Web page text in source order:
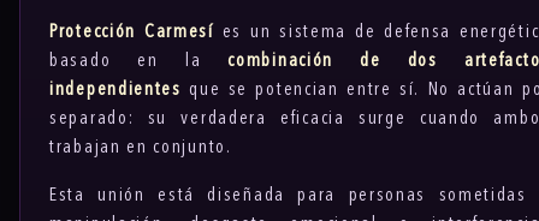
Protección Carmesí
es un sistema de defensa
basado en lacombinación de dos
independientes que se potencian entre sí. No actúan
separado: su verdadera eficacia surge cuando
trabajan en conjunto.
Esta unión está diseñada para personas sometidas